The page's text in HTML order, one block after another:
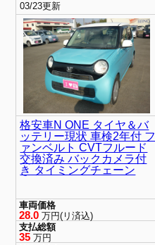
03/23更新
格安車N ONE タイヤ＆バ
ッテリー現状 車検2年付 フ
ァンベルト CVTフルード
交換済み バックカメラ付
き タイミングチェーン
車両価格
28.0 万円(リ済込)
支払総額
35 万円